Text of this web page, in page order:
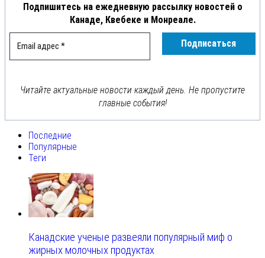
Подпишитесь на ежедневную рассылку новостей о
Канаде, Квебеке и Монреале.
Читайте актуальные новости каждый день. Не пропустите
главные события!
Последние
Популярные
Теги
Канадские ученые развеяли популярный миф о
жирных молочных продуктах